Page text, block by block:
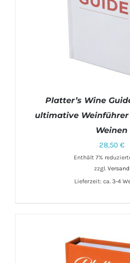
IN DEN WARENKORB
Platter’s Wine
ultimative Weinführer
Weinen
28,50 €
Enthält 7%
zzgl. Versand
Lieferzeit: ca. 3-4